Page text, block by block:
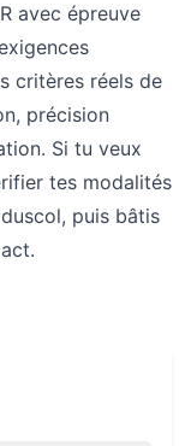
avec épreuve
critères réels de
précision
Si tu veux
tes modalités
puis bâtis